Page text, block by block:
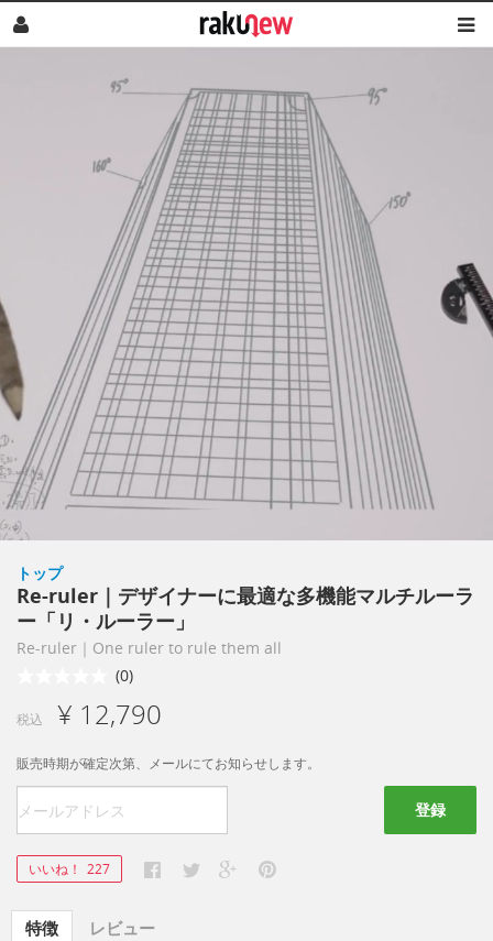
トップ
Re-ruler｜デザイナーに最適な多機能マルチルーラ
ー「リ・ルーラー」
Re-ruler｜One ruler to rule them all
(0)
税込 ¥ 12,790
販売時期が確定次第、メールにてお知らせします。
登録
いいね！ 227
特徴 レビュー